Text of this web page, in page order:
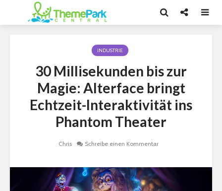
INDUSTRIE
30 Millisekunden bis zur
Magie: Alterface bringt
Echtzeit-Interaktivität ins
Phantom Theater
Chris Schreibe einen Kommentar